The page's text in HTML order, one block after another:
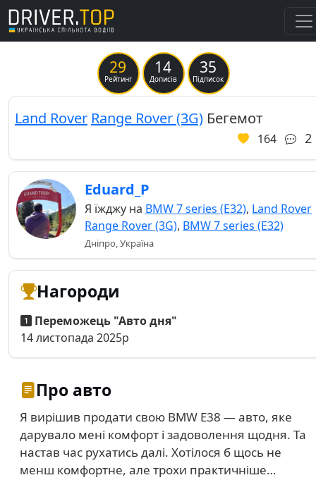
29
Рейтинг
14
Дописів
35
Підписок
Land Rover Range Rover (3G) Бегемот
164 2
Eduard_P
Я їжджу на BMW 7 series (E32), Land Rover
Range Rover (3G), BMW 7 series (E32)
Дніпро, Україна
Нагороди
Переможець "Авто дня"
14 листопада 2025р
Про авто
Я вирішив продати свою BMW E38 — авто, яке
дарувало мені комфорт і задоволення щодня. Та
настав час рухатись далі. Хотілося б щось не
менш комфортне, але трохи практичніше…